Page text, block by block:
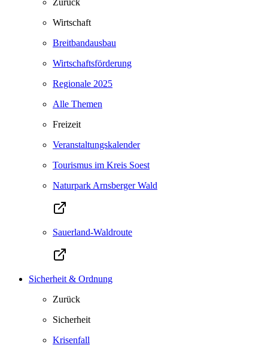
Zurück
Wirtschaft
Breitbandausbau
Wirtschaftsförderung
Regionale 2025
Alle Themen
Freizeit
Veranstaltungskalender
Tourismus im Kreis Soest
Naturpark Arnsberger Wald
Sauerland-Waldroute
Sicherheit & Ordnung
Zurück
Sicherheit
Krisenfall